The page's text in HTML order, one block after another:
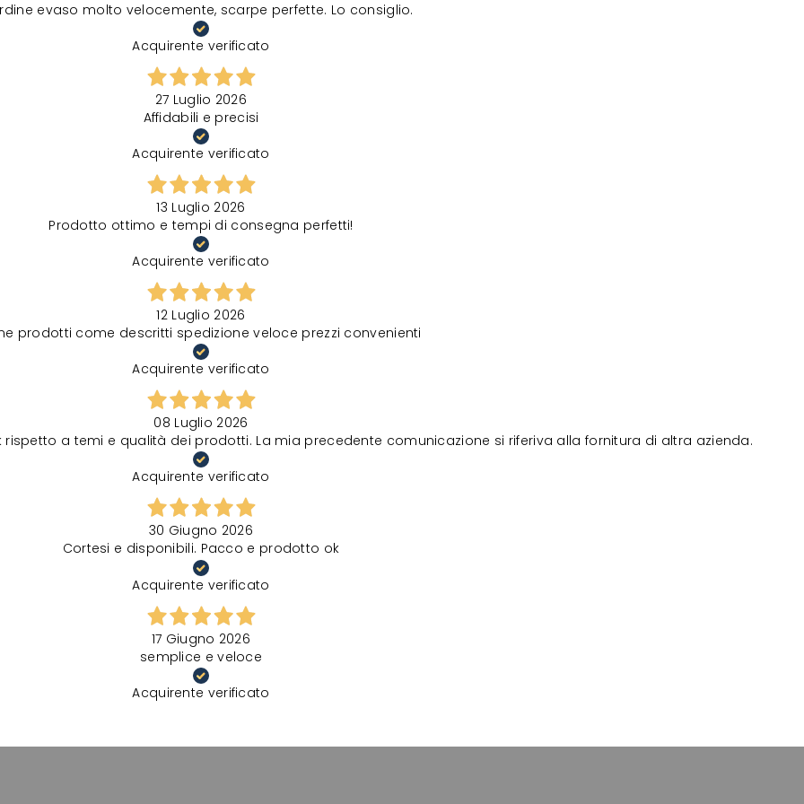
evaso molto velocemente, scarpe perfette. Lo consiglio.
Acquirente verificato
27 Luglio 2026
Affidabili e precisi
Acquirente verificato
13 Luglio 2026
Prodotto ottimo e tempi di consegna perfetti!
Acquirente verificato
12 Luglio 2026
prodotti come descritti spedizione veloce prezzi convenienti
Acquirente verificato
08 Luglio 2026
a temi e qualità dei prodotti. La mia precedente comunicazione si riferiva alla fornitura di altra azienda.
Acquirente verificato
30 Giugno 2026
Cortesi e disponibili. Pacco e prodotto ok
Acquirente verificato
17 Giugno 2026
semplice e veloce
Acquirente verificato